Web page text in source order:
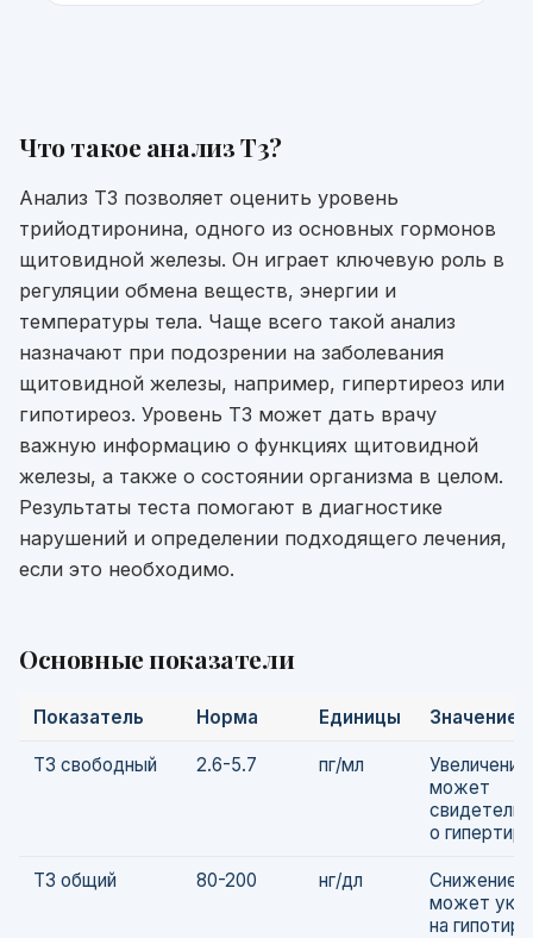
Что такое анализ Т3?
Анализ Т3 позволяет оценить уровень
трийодтиронина, одного из основных гормонов
щитовидной железы. Он играет ключевую роль в
регуляции обмена веществ, энергии и
температуры тела. Чаще всего такой анализ
назначают при подозрении на заболевания
щитовидной железы, например, гипертиреоз или
гипотиреоз. Уровень Т3 может дать врачу
важную информацию о функциях щитовидной
железы, а также о состоянии организма в целом.
Результаты теста помогают в диагностике
нарушений и определении подходящего лечения,
если это необходимо.
Основные показатели
Показатель Норма Единицы Значение
Т3 свободный 2.6-5.7 пг/мл
может
о
Т3 общий 80-200 нг/дл
Снижение
может
на